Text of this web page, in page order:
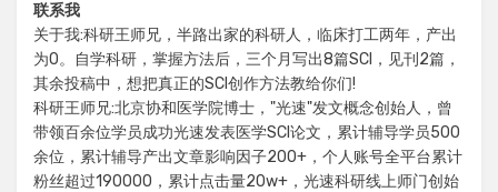
联系我
关于我:科研王师兄，半路出家的科研人，临床打工两年，产出
为0。自学科研，掌握方法后，三个月写出8篇SCI，见刊2篇，
其余投稿中，想把真正的SCI创作方法教给你们!
科研王师兄:北京协和医学院博士，"光速"发文概念创始人，曾
带领百余位学员成功光速发表医学SCI论文，累计辅导学员500
余位，累计辅导产出文章影响因子200+，个人账号全平台累计
粉丝超过190000，累计点击量20w+，光速科研线上师门创始